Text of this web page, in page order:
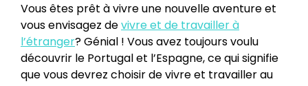
Vous êtes prêt à vivre une nouvelle aventure et
vous envisagez devivre et de travailler à
l’étranger? Génial ! Vous avez toujours voulu
découvrir le Portugal et l’Espagne, ce qui signifie
que vous devrez choisir de vivre et travailler au